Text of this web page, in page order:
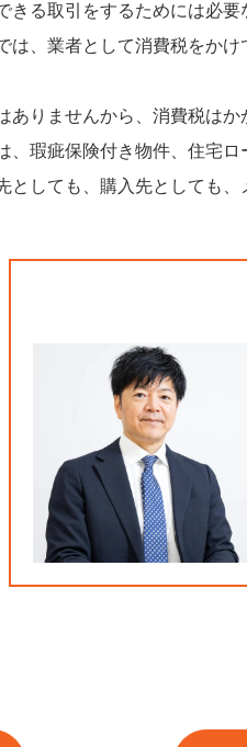
る取引をするためには必要
は、業者として消費税をか
りませんから、消費税はか
、瑕疵保険付き物件、住宅
しても、購入先としても、